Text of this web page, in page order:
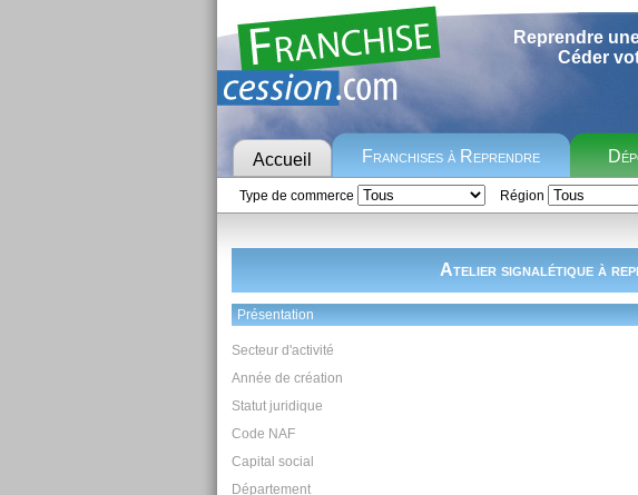
Reprendre
Céder
Accueil Franchises à Reprendre
Type de commerce Région
Atelier signalétique à
Présentation
Secteur d'activité
Année de création
Statut juridique
Code NAF
Capital social
Département